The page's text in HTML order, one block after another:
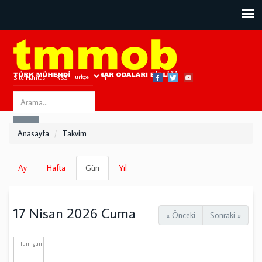
Site Haritası RSS Bize Ulaşın
Search
this
Anasayfa Takvim
Birincil
sekmeler
Ay Hafta Gün
sekme)
Yıl
« Önceki Sonraki »
17 Nisan 2026 Cuma
Tüm gün